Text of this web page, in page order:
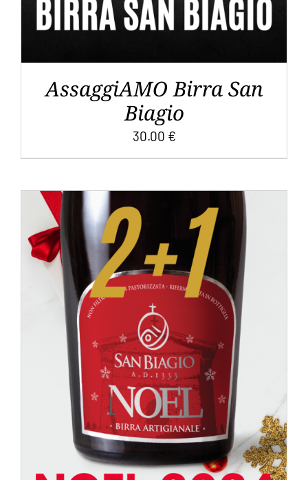
ESSERE
SCELTE
PAGINA
PRODOTTO
AssaggiAMO Birra San
Biagio
30.00 €
AGGIUNGI AL CARRELLO / DETTAGLI